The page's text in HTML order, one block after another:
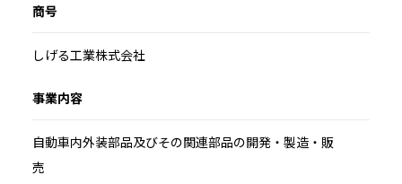
商号
しげる工業株式会社
事業内容
自動車内外装部品及びその関連部品の開発・製造・販
売